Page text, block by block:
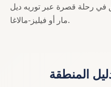
في رحلة قصرة عبر توريه ديل
مار أو فيليز-مالاغا.